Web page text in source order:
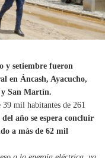
y setiembre fueron
en Áncash, Ayacucho,
San Martín.
mil habitantes de 261
año se espera concluir
a más de 62 mil